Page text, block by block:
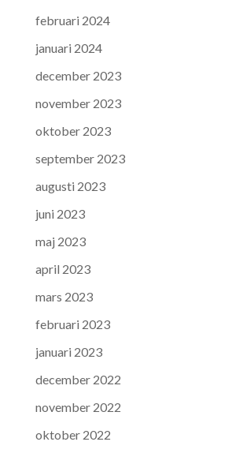
februari 2024
januari 2024
december 2023
november 2023
oktober 2023
september 2023
augusti 2023
juni 2023
maj 2023
april 2023
mars 2023
februari 2023
januari 2023
december 2022
november 2022
oktober 2022